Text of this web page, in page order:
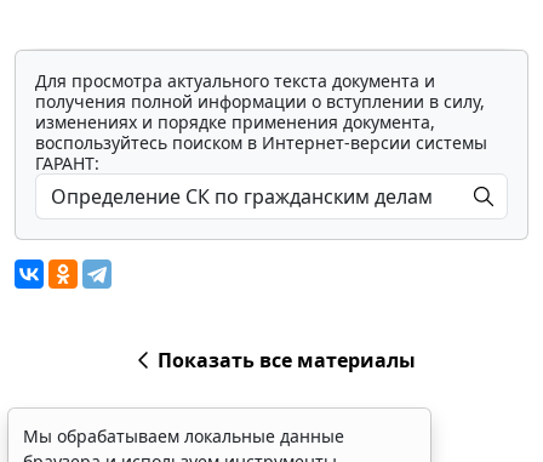
Для просмотра актуального текста документа и
получения полной информации о вступлении в силу,
изменениях и порядке применения документа,
воспользуйтесь поиском в Интернет-версии системы
ГАРАНТ:
Показать все материалы
Мы обрабатываем локальные данные